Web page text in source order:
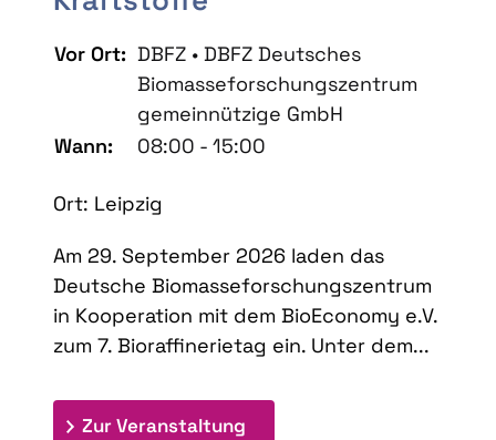
Vor Ort: DBFZ • DBFZ Deutsches
Biomasseforschungszentrum
gemeinnützige GmbH
Wann:
08:00 - 15:00
Ort: Leipzig
Am 29. September 2026 laden das
Deutsche Biomasseforschungszentrum
in Kooperation mit dem BioEconomy e.V.
zum 7. Bioraffinerietag ein. Unter dem...
Zur Veranstaltung